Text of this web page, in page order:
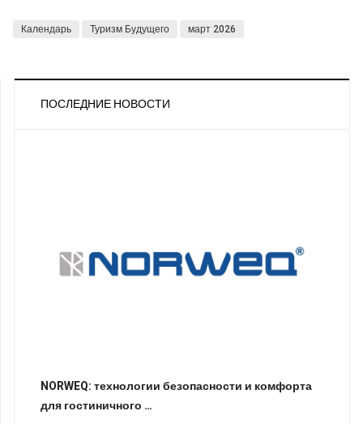
Календарь Туризм Будущего март 2026
ПОСЛЕДНИЕ НОВОСТИ
NORWEQ: технологии безопасности и комфорта
для гостиничного …